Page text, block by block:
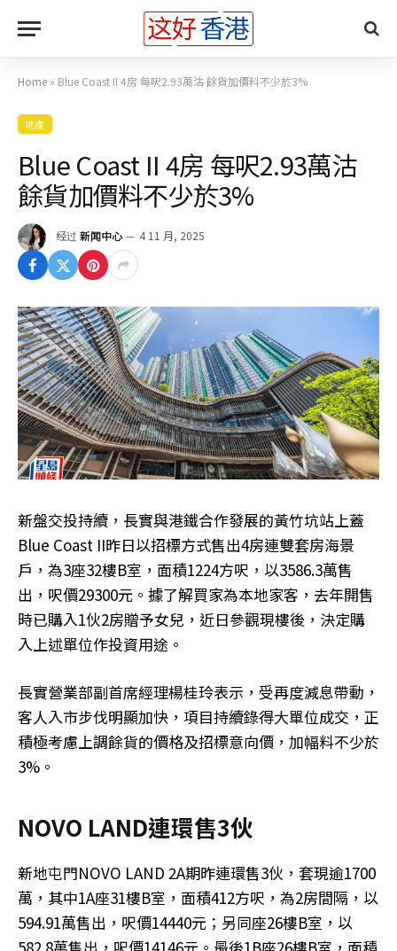
Home » Blue Coast II 4房 每呎2.93萬沽 餘貨加價料不少於3%
地產
Blue Coast II 4房 每呎2.93萬沽
餘貨加價料不少於3%
经过 新闻中心 4 11 月, 2025
新盤交投持續，長實與港鐵合作發展的黃竹坑站上蓋
Blue Coast II昨日以招標方式售出4房連雙套房海景
戶，為3座32樓B室，面積1224方呎，以3586.3萬售
出，呎價29300元。據了解買家為本地家客，去年開售
時已購入1伙2房贈予女兒，近日參觀現樓後，決定購
入上述單位作投資用途。
長實營業部副首席經理楊桂玲表示，受再度減息帶動，
客人入市步伐明顯加快，項目持續錄得大單位成交，正
積極考慮上調餘貨的價格及招標意向價，加幅料不少於
3%。
NOVO LAND連環售3伙
新地屯門NOVO LAND 2A期昨連環售3伙，套現逾1700
萬，其中1A座31樓B室，面積412方呎，為2房間隔，以
594.91萬售出，呎價14440元；另同座26樓B室，以